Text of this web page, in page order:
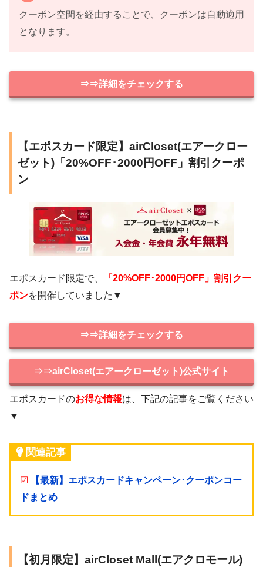
クーポン空間を経由することで、クーポンは自動適用
となります。
⇒⇒詳細をチェックする
【エポスカード限定】airCloset(エアークロー
ゼット)「20%OFF･2000円OFF」割引クーポ
ン
エポスカード限定で、
「20%OFF･2000円OFF」割引クー
ポンを開催していました▼
⇒⇒詳細をチェックする
⇒⇒airCloset(エアークローゼット)公式サイト
エポスカードのお得な情報は、下記の記事をご覧ください
▼
関連記事
☑
【最新】エポスカードキャンペーン･クーポンコー
ドまとめ
【初月限定】airCloset Mall(エアクロモール)